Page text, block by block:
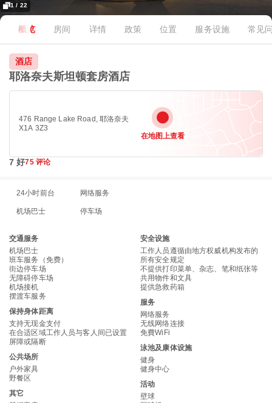
1 / 22
概览 房间 详情 政策 位置 服务设施 常见
酒店
耶洛奈夫斯坦顿套房酒店
476 Range Lake Road, 耶洛奈夫
X1A 3Z3
在地图上查看
7 好75 评论
24小时前台 网络服务
机场巴士 停车场
交通服务
机场巴士
班车服务（免费）
街边停车场
无障碍停车场
机场接机
摆渡车服务
保持身体距离
支持无现金支付
在合适区域工作人员与客人间已设置
屏障或隔断
公共场所
户外家具
野餐区
其它
安全设施
工作人员遵循由地方权威机构发布的
所有安全规定
不提供打印菜单、杂志、笔和纸张等
共用物件和文具
提供急救药箱
服务
网络服务
无线网络连接
免費WiFi
泳池及康体设施
健身
健身中心
活动
壁球